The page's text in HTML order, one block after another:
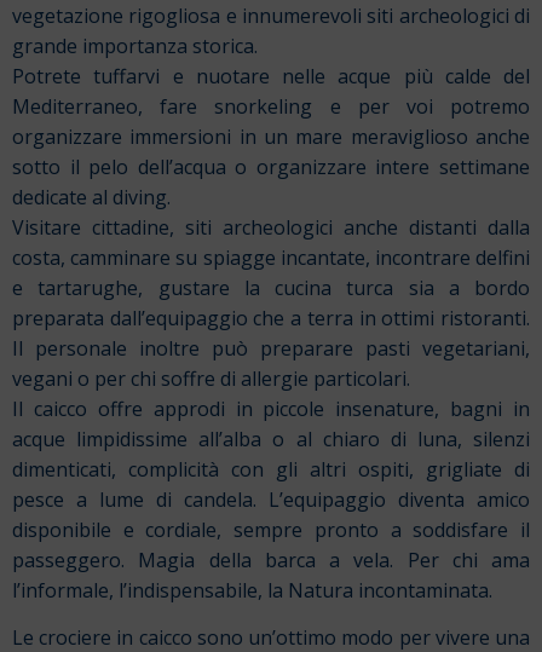
vegetazione rigogliosa e innumerevoli siti archeologici di
grande importanza storica.
Potrete tuffarvi e nuotare nelle acque più calde del
Mediterraneo, fare snorkeling e per voi potremo
organizzare immersioni in un mare meraviglioso anche
sotto il pelo dell’acqua o organizzare intere settimane
dedicate al diving.
Visitare cittadine, siti archeologici anche distanti dalla
costa, camminare su spiagge incantate, incontrare delfini
e tartarughe, gustare la cucina turca sia a bordo
preparata dall’equipaggio che a terra in ottimi ristoranti.
Il personale inoltre può preparare pasti vegetariani,
vegani o per chi soffre di allergie particolari.
Il caicco offre approdi in piccole insenature, bagni in
acque limpidissime all’alba o al chiaro di luna, silenzi
dimenticati, complicità con gli altri ospiti, grigliate di
pesce a lume di candela. L’equipaggio diventa amico
disponibile e cordiale, sempre pronto a soddisfare il
passeggero. Magia della barca a vela. Per chi ama
l’informale, l’indispensabile, la Natura incontaminata.
Le crociere in caicco sono un’ottimo modo per vivere una